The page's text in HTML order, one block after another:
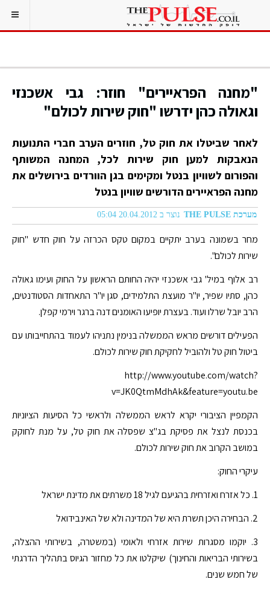
"מחנה הפראיירים" חוזר: גבי אשכנזי
וגאולה כהן ידרשו "חוק שירות לכולם"
לאחר שביטלו את חוק טל, חוזרים הערב חברי התנועות
הנאבקות למען חוק שירות לכל, המחנה המשותף
והפורום לשוויון בנטל ומקימים בגן הוורדים בירושלים את
מחנה הפראיירים הדורשים שוויון בנטל
מערכת THE PULSE נוצר ב 20.04.2012 05:04
מחר בשמונה בערב יתקיים במקום טקס הכרזה על חוק חדש "חוק
שירות לכולם".
רב אלוף במיל' גבי אשכנזי יהיה החותם הראשון על החוק ועימו גאולה
כהן, סתיו שפיר, יו"ר מועצת התלמידים, סגן יו"ר התאחדות הסטודנטים,
הרב יובל שרלו ועוד. בעצרת יופיעו האומנים דנה ברגר וירמי קפלן.
הפעילים דורשים מראש הממשלה בנימין נתניהו לעמוד בהתחייבותו עם
ביטול חוק טל ולהוביל לחקיקת חוק שירות לכולם.
http://www.youtube.com/watch?
v=JK0QtmMdhAk&feature=youtu.be
הקמפיין הציבורי יקרא לראש הממשלה ולראשי כל הסיעות הציוניות
בכנסת לנצל את פסיקת בג"צ שפסלה את חוק טל, על מנת לחוקק
במושב הקרוב את חוק שירות לכולם.
עיקרי החוק:
1. כל אזרח ואזרחית בהגיעם לגיל 18 משרתים את מדינת ישראל
2. הבחירה היכן תשרת היא של המדינה ולא של האינבידואל
3. יוקמו מסגרות שירות אזרחי ולאומי (במשטרה, בשירותי ההצלה,
בשירותי הבריאות והחינוך) שיקלטו את כל מחזור הגיוס בתהליך הדרגתי
של חמש שנים.